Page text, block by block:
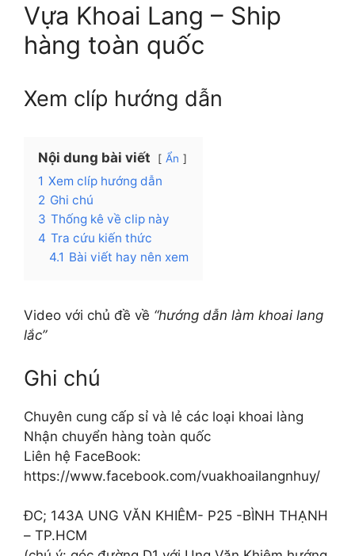
Vựa Khoai Lang – Ship
hàng toàn quốc
Xem clíp hướng dẫn
Nội dung bài viết Ẩn
1 Xem clíp hướng dẫn
2 Ghi chú
3 Thống kê về clip này
4 Tra cứu kiến thức
4.1 Bài viết hay nên xem
Video với chủ đề về “hướng dẫn làm khoai lang
lắc”
Ghi chú
Chuyên cung cấp sỉ và lẻ các loại khoai làng
Nhận chuyển hàng toàn quốc
Liên hệ FaceBook:
https://www.facebook.com/vuakhoailangnhuy/
ĐC; 143A UNG VĂN KHIÊM- P25 -BÌNH THẠNH
– TP.HCM